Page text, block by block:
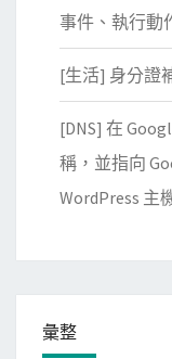
事件、執行動
[生活] 身分證
[DNS] 在
稱，並指向
WordPress 主
彙整